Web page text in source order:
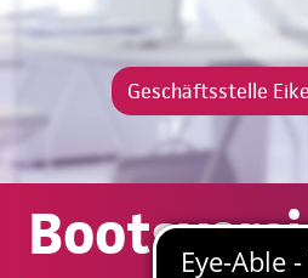
Geschäftsstelle